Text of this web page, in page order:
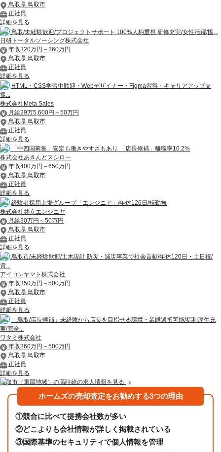
鳥取県 鳥取市
正社員
詳細を見る
鳥取/未経験歓迎/プロジェクトサポート 100%人柄重視 研修充実/女性活躍/国...
日研トータルソーシング株式会社
年収320万円～360万円
鳥取県 鳥取市
正社員
詳細を見る
HTML・CSS学習中歓迎・Webデザイナー・Figma習得・キャリアアップ支
援...
株式会社Meta Sales
月給29万5,600円～50万円
鳥取県 鳥取市
正社員
詳細を見る
「中四国募集」安定も働きやすさもあり 「店長候補」離職率10.2%
株式会社あきんどスシロー
年収400万円～650万円
鳥取県 鳥取市
正社員
詳細を見る
経験者採用上場グループ「エンジニア」/年休126日/転勤無
株式会社共立エンジニヤ
月給30万円～50万円
鳥取県 鳥取市
正社員
詳細を見る
鳥取市/未経験歓迎/土木設計 防災・減災事業で社会貢献/年休120日・土日祝/
資...
アイコンヤマト株式会社
年収350万円～500万円
鳥取県 鳥取市
正社員
詳細を見る
「鳥取/店長候補」未経験から店長を目指せる環境・業態選択可能/福利厚生充
実/完全...
ワタミ株式会社
年収360万円～500万円
鳥取県 鳥取市
正社員
詳細を見る
鳥取市（東部地域）の高時給の求人情報を見る
ホームズの売却査定をお勧めする3つの理由
①競合に比べて提携会社数が多い
②どこよりも会社情報が詳しく掲載されている
③国際基準のセキュリティで個人情報を管理